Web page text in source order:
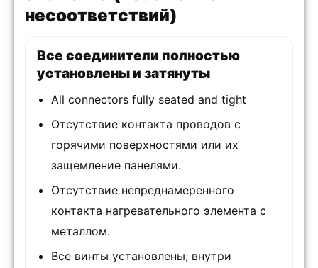
несоответствий)
Все соединители полностью
установлены и затянуты
All connectors fully seated and tight
Отсутствие контакта проводов с
горячими поверхностями или их
защемление панелями.
Отсутствие непреднамеренного
контакта нагревательного элемента с
металлом.
Все винты установлены; внутри